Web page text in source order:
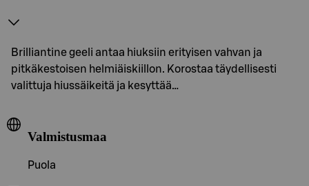
Brilliantine geeli antaa hiuksiin erityisen vahvan ja
pitkäkestoisen helmiäiskiillon. Korostaa täydellisesti
valittuja hiussäikeitä ja kesyttää…
Valmistusmaa
Puola